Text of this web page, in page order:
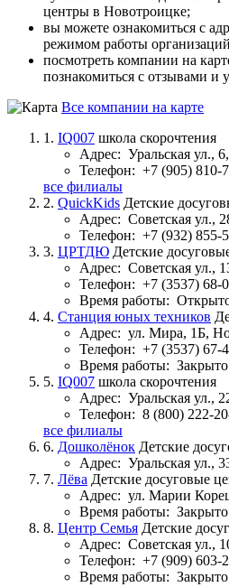
центры в Новотроицке;
вы можете ознакомиться с
режимом работы
посмотреть компании на
познакомиться с отзывами и
Все компании на карте
1. IQ007 школа скорочтения
Адрес: Уральская ул.,
Телефон: +7 (905) 810-
все филиалы
2. QuickKids Детские
Адрес: Советская ул.,
Телефон: +7 (932) 855-
3. ЦРТДЮ Детские
Адрес: Советская ул.,
Телефон: +7 (3537) 68-
Время работы:
4. Станция юных техников
Адрес: ул. Мира, 1Б,
Телефон: +7 (3537) 67-
Время работы:
5. IQ007 школа скорочтения
Адрес: Уральская ул.,
Телефон: 8 (800) 222-
все филиалы
6. Дошколёнок Детские
Адрес: Уральская ул.,
7. Лёва Детские досуговые
Адрес: ул. Марии
Время работы:
8. Центр Семья Детские
Адрес: Советская ул.,
Телефон: +7 (909) 603-
Время работы: